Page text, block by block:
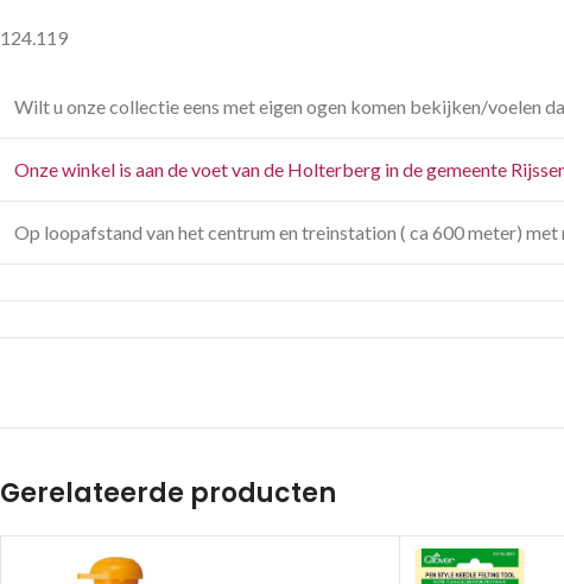
124.119
Wilt u onze collectie eens met eigen ogen komen bekijken/voelen
Onze winkel is aan de voet van de Holterberg in de gemeente
Op loopafstand van het centrum en treinstation ( ca 600 meter)
Gerelateerde producten